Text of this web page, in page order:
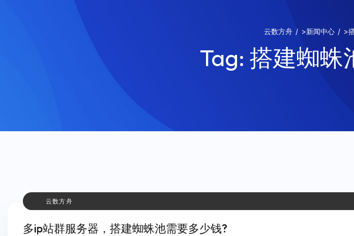
云数方舟 >新闻中心 >
Tag: 搭建蜘蛛
云数方舟
多ip站群服务器，搭建蜘蛛池需要多少钱?